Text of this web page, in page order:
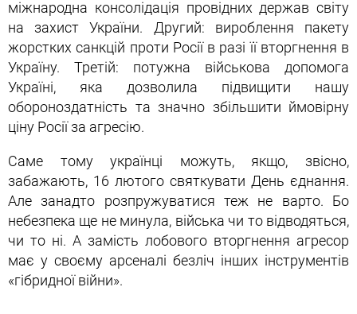
міжнародна консолідація провідних держав світу
на захист України. Другий: вироблення пакету
жорстких санкцій проти Росії в разі її вторгнення в
Україну. Третій: потужна військова допомога
Україні, яка дозволила підвищити нашу
обороноздатність та значно збільшити ймовірну
ціну Росії за агресію.
Саме тому українці можуть, якщо, звісно,
забажають, 16 лютого святкувати День єднання.
Але занадто розпружуватися теж не варто. Бо
небезпека ще не минула, війська чи то відводяться,
чи то ні. А замість лобового вторгнення агресор
має у своєму арсеналі безліч інших інструментів
«гібридної війни».